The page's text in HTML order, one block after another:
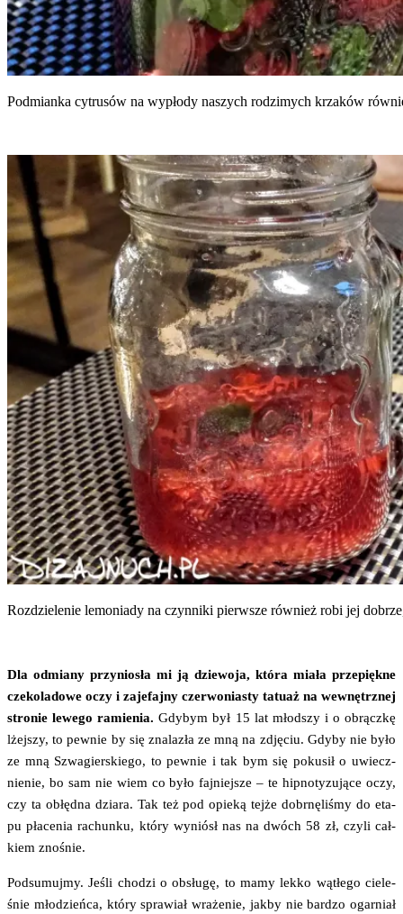
Pod­mian­ka cytru­sów na wypło­dy naszych rodzi­mych krza­ków
Roz­dzie­le­nie lemo­nia­dy na czyn­ni­ki pierw­sze rów­nież robi jej
Dla odmia­ny przy­nio­sła mi ją dzie­wo­ja, któ­ra mia­ła prze­pięk­ne
cze­ko­la­do­we oczy i zaje­faj­ny czer­wo­nia­sty tatu­aż na wewnętrz­nej
stro­nie lewe­go ramie­nia. Gdy­bym był 15 lat młod­szy i o obrącz­kę
lżej­szy, to pew­nie by się zna­la­zła ze mną na zdję­ciu. Gdy­by nie było
ze mną Szwa­gier­skie­go, to pew­nie i tak bym się poku­sił o uwiecz­
nie­nie, bo sam nie wiem co było faj­niej­sze – te hip­no­ty­zu­ją­ce oczy,
czy ta obłęd­na dzia­ra. Tak też pod opie­ką tej­że dobrnę­li­śmy do eta­
pu pła­ce­nia rachun­ku, któ­ry wyniósł nas na dwóch 58 zł, czy­li cał­
kiem znośnie.
Pod­su­muj­my. Jeśli cho­dzi o obsłu­gę, to mamy lek­ko wątłe­go cie­le­
śnie mło­dzień­ca, któ­ry spra­wiał wra­że­nie, jak­by nie bar­dzo ogar­niał